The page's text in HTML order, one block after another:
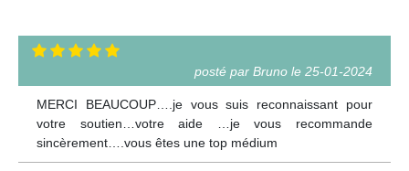
posté par Bruno le 25-01-2024
MERCI BEAUCOUP….je vous suis reconnaissant pour
votre soutien…votre aide …je vous recommande
sincèrement….vous êtes une top médium